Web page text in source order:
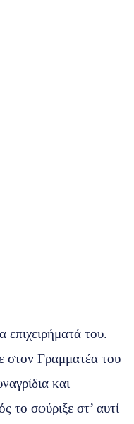
του.
στον Γραμματέα του
και
το σφύριξε στ’ αυτί